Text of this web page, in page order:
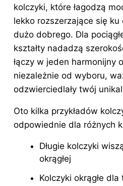
kolczyki, które łagodzą
lekko rozszerzające się ku
dużo dobrego. Dla
kształty nadadzą
łączy w jeden harmonijny
niezależnie od wyboru,
odzwierciedlały twój
Oto kilka przykładów
odpowiednie dla różnych
Długie kolczyki
okrągłej
Kolczyki okrągłe dla